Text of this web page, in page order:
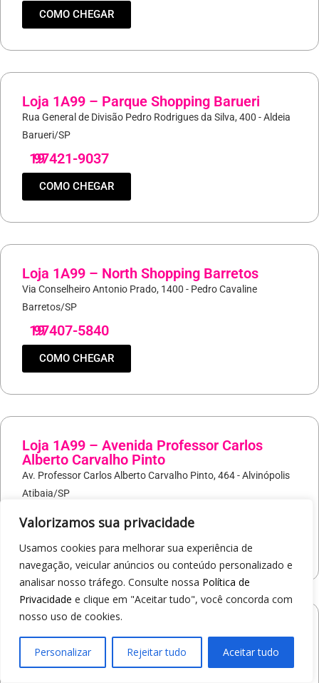
Valorizamos sua privacidade
Usamos cookies para melhorar sua experiência de
navegação, veicular anúncios ou conteúdo personalizado e
analisar nosso tráfego. Consulte nossa Política de
Privacidade e clique em "Aceitar tudo", você concorda com
nosso uso de cookies.
Personalizar Rejeitar tudo Aceitar tudo
COMO CHEGAR
Loja 1A99 – Parque Shopping Barueri
Rua General de Divisão Pedro Rodrigues da Silva, 400 - Aldeia
Barueri/SP
19
97421-9037
COMO CHEGAR
Loja 1A99 – North Shopping Barretos
Via Conselheiro Antonio Prado, 1400 - Pedro Cavaline
Barretos/SP
19
97407-5840
COMO CHEGAR
Loja 1A99 – Avenida Professor Carlos
Alberto Carvalho Pinto
Av. Professor Carlos Alberto Carvalho Pinto, 464 - Alvinópolis
Atibaia/SP
1997405-8547
COMO CHEGAR
Av. Carlos Pereira da Silva, 6000 - Jardim Guanabara
Araçatuba/SP